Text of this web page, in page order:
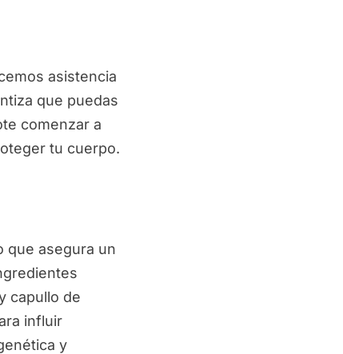
asistencia
que puedas
comenzar a
tu cuerpo.
que asegura un
capullo de
influir
y